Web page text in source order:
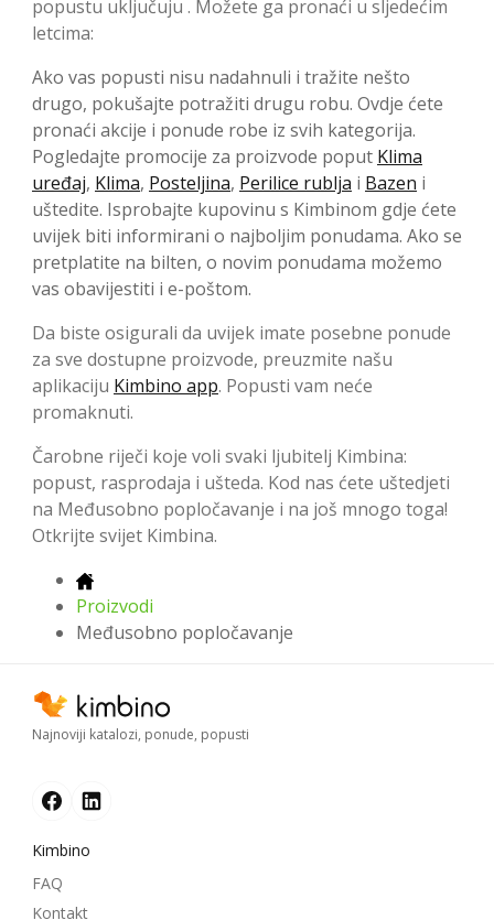
popustu uključuju . Možete ga pronaći u sljedećim
letcima:
Ako vas popusti nisu nadahnuli i tražite nešto
drugo, pokušajte potražiti drugu robu. Ovdje ćete
pronaći akcije i ponude robe iz svih kategorija.
Pogledajte promocije za proizvode poput Klima
uređaj, Klima, Posteljina, Perilice rublja i Bazen i
uštedite. Isprobajte kupovinu s Kimbinom gdje ćete
uvijek biti informirani o najboljim ponudama. Ako se
pretplatite na bilten, o novim ponudama možemo
vas obavijestiti i e-poštom.
Da biste osigurali da uvijek imate posebne ponude
za sve dostupne proizvode, preuzmite našu
aplikaciju Kimbino app. Popusti vam neće
promaknuti.
Čarobne riječi koje voli svaki ljubitelj Kimbina:
popust, rasprodaja i ušteda. Kod nas ćete uštedjeti
na Međusobno popločavanje i na još mnogo toga!
Otkrijte svijet Kimbina.
Proizvodi
Međusobno popločavanje
Najnoviji katalozi, ponude, popusti
Kimbino
FAQ
Kontakt